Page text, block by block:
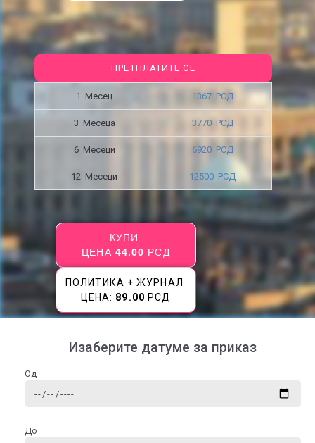
ПРЕТПЛАТИТЕ СЕ
1 Месец 1367 РСД
3 Месецa 3770 РСД
6 Месеци 6920 РСД
12 Месеци 12500 РСД
КУПИ
ЦЕНА 44.00 РСД
ПОЛИТИКА + ЖУРНАЛ
ЦЕНА: 89.00 РСД
Изаберите датуме за приказ
Од
До